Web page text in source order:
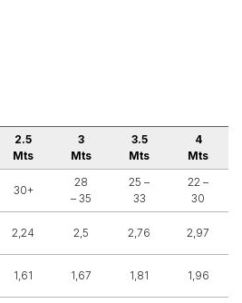
2.5
Mts
3
Mts
3.5
Mts
4
Mts
30+
28
– 35
25 –
33
22 –
30
2,24 2,5 2,76 2,97
1,61 1,67 1,81 1,96